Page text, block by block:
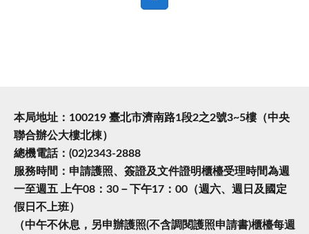
本局地址：100219 臺北市濟南路1段2之2號3~5樓（中央
聯合辦公大樓北棟）
總機電話：(02)2343-2888
服務時間：申請護照、簽證及文件證明櫃檯受理時間為週
一至週五 上午08：30－下午17：00（週六、週日及國定
假日不上班）
（中午不休息，另申辦護照(不含調閱護照申請書)櫃檯每週